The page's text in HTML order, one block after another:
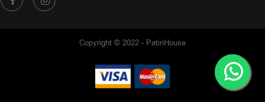
Copyright © 2022 - PatinHouse